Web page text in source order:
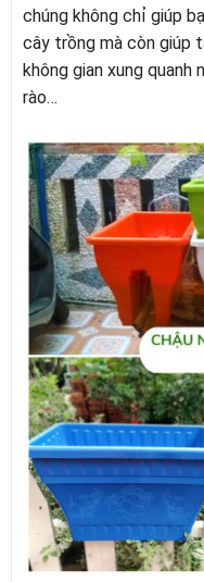
chúng không chỉ giúp
cây trồng mà còn giúp
không gian xung quanh
rào…